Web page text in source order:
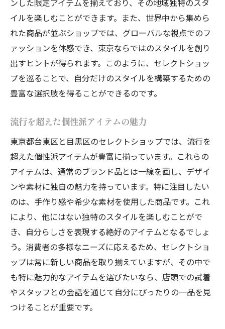
イルを楽しむことができます。また、世界中から集めら
れた商品が並ぶショップでは、グローバルな視点でのフ
ァッションを体感でき、東京ならではのスタイルを創り
出すヒントが得られます。このように、セレクトショッ
プを巡ることで、自分だけのスタイルを構築するための
豊富な選択肢を得ることができるのです。
流行を超えた個性派アイテムの魅力
東京都台東区と目黒区のセレクトショップでは、流行を
超えた個性派アイテムが豊富に揃っています。これらの
アイテムは、通常のブランド品とは一線を画し、デザイ
ンや素材に独自の魅力を持っています。特に注目したい
のは、手作り感や希少な素材を使用した商品です。これ
により、他にはない独特のスタイルを楽しむことがで
き、自分らしさを表現する絶好のアイテムとなるでしょ
う。消費者の多様なニーズに応えるため、セレクトショ
ップは常に新しい商品を取り揃えていますが、その中で
も特に魅力的なアイテムを選びたいなら、店頭での試着
やスタッフとの会話を通じて自分にぴったりの一品を見
つけることが重要です。